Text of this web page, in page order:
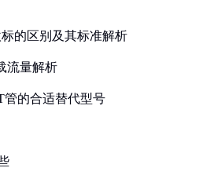
的区别及其标准解析
流量解析
管的合适替代型号